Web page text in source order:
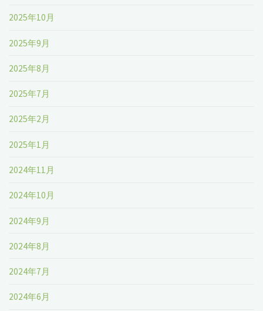
2025年10月
2025年9月
2025年8月
2025年7月
2025年2月
2025年1月
2024年11月
2024年10月
2024年9月
2024年8月
2024年7月
2024年6月